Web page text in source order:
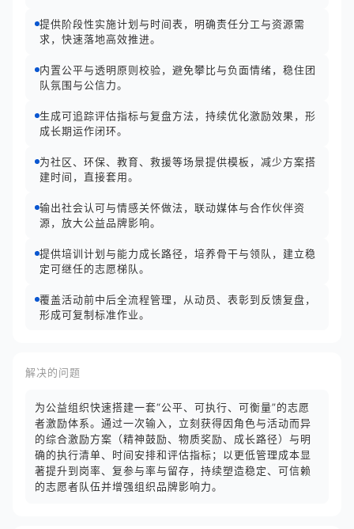
提供阶段性实施计划与时间表，明确责任分工与资源需
求，快速落地高效推进。
内置公平与透明原则校验，避免攀比与负面情绪，稳住团
队氛围与公信力。
生成可追踪评估指标与复盘方法，持续优化激励效果，形
成长期运作闭环。
为社区、环保、教育、救援等场景提供模板，减少方案搭
建时间，直接套用。
输出社会认可与情感关怀做法，联动媒体与合作伙伴资
源，放大公益品牌影响。
提供培训计划与能力成长路径，培养骨干与领队，建立稳
定可继任的志愿梯队。
覆盖活动前中后全流程管理，从动员、表彰到反馈复盘，
形成可复制标准作业。
解决的问题
为公益组织快速搭建一套“公平、可执行、可衡量”的志愿
者激励体系。通过一次输入，立刻获得因角色与活动而异
的综合激励方案（精神鼓励、物质奖励、成长路径）与明
确的执行清单、时间安排和评估指标；以更低管理成本显
著提升到岗率、复参与率与留存，持续塑造稳定、可信赖
的志愿者队伍并增强组织品牌影响力。